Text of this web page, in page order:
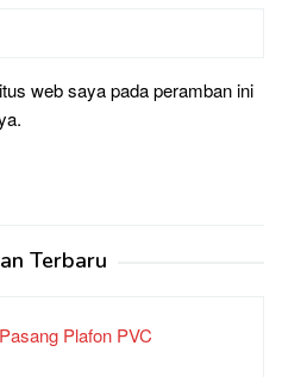
web saya pada peramban ini
Terbaru
Plafon PVC